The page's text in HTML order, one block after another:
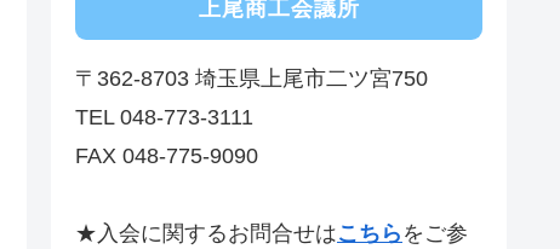
上尾商工会議所
〒362-8703 埼玉県上尾市二ツ宮750
TEL 048-773-3111
FAX 048-775-9090
★入会に関するお問合せはこちら をご参